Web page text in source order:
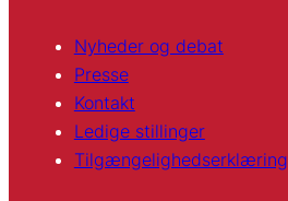
Nyheder og debat
Presse
Kontakt
Ledige stillinger
Tilgængelighedserklæring